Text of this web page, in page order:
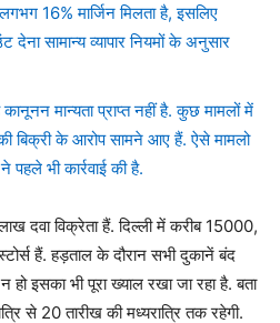
16% मार्जिन मिलता है, इसलिए
सामान्य व्यापार नियमों के अनुसार
मान्यता प्राप्त नहीं है. कुछ मामलों में
बिक्री के आरोप सामने आए हैं. ऐसे मामलो
भी कार्रवाई की है.
दवा विक्रेता हैं. दिल्ली में करीब 15000,
हैं. हड़ताल के दौरान सभी दुकानें बंद
हो इसका भी पूरा ख्याल रखा जा रहा है. बता
से 20 तारीख की मध्यरात्रि तक रहेगी.